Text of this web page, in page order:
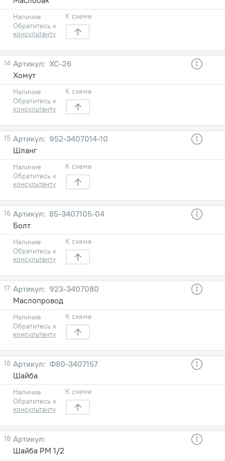
Наличие
Обратитесь к
консультанту
К схеме
14
ХС-26
Хомут
Наличие
Обратитесь к
консультанту
К схеме
15
952-3407014-10
Шланг
Наличие
Обратитесь к
консультанту
К схеме
16
85-3407105-04
Болт
Наличие
Обратитесь к
консультанту
К схеме
17
923-3407080
Маслопровод
Наличие
Обратитесь к
консультанту
К схеме
18
Ф80-3407157
Шайба
Наличие
Обратитесь к
консультанту
К схеме
18
Шайба РМ 1/2